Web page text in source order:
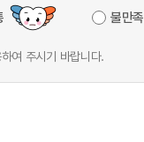
불만족
여 주시기 바랍니다.